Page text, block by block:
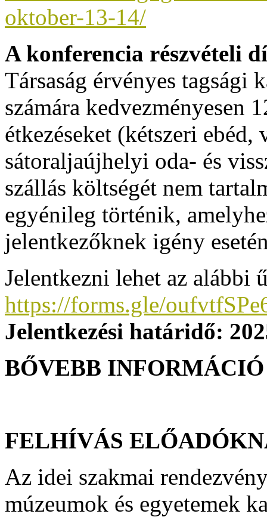
oktober-13-14/
A konferencia részvételi
Társaság érvényes tagsági
számára kedvezményesen
étkezéseket (kétszeri ebéd,
sátoraljaújhelyi oda- és
szállás költségét nem
egyénileg történik,
jelentkezőknek igény
Jelentkezni lehet az alábbi
https://forms.gle/
Jelentkezési határidő:
BŐVEBB
FELHÍVÁS
Az idei szakmai
múzeumok és egyetemek